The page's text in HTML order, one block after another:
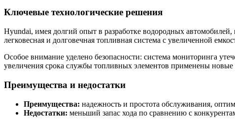
Ключевые технологические решения
Hyundai, имея долгий опыт в разработке водородных
легковесная и долговечная топливная система с увеличенной
Особое внимание уделено безопасности: система мониторинга
увеличения срока службы топливных элементов применены
Преимущества и недостатки
Преимущества: надежность и простота обслуживания,
Недостатки: меньший запас хода по сравнению с